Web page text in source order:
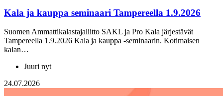
Kala ja kauppa seminaari Tampereella 1.9.2026
Suomen Ammattikalastajaliitto SAKL ja Pro Kala järjestävät
Tampereella 1.9.2026 Kala ja kauppa -seminaarin. Kotimaisen
kalan…
Juuri nyt
24.07.2026